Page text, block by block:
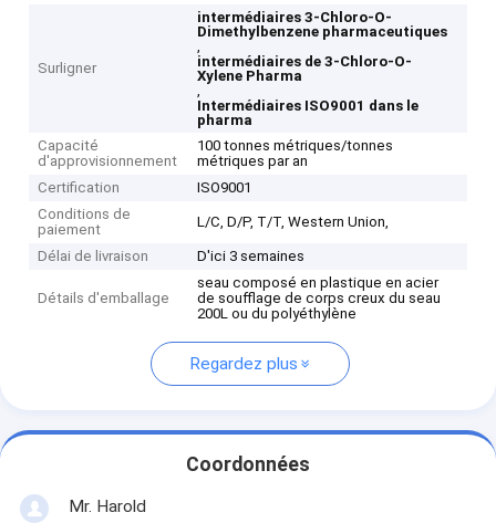
Surligner
intermédiaires 3-Chloro-O-
Dimethylbenzene pharmaceutiques
,
intermédiaires de 3-Chloro-O-
Xylene Pharma
,
Intermédiaires ISO9001 dans le
pharma
Capacité
d'approvisionnement
100 tonnes métriques/tonnes
métriques par an
Certification
ISO9001
Conditions de
paiement
L/C, D/P, T/T, Western Union,
Délai de livraison D'ici 3 semaines
Détails d'emballage
seau composé en plastique en acier
de soufflage de corps creux du seau
200L ou du polyéthylène
Regardez plus
Coordonnées
Mr. Harold